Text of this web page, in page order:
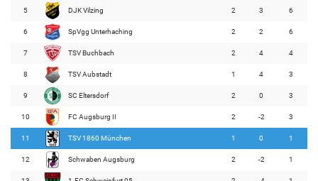
5 DJK Vilzing 2 3 6
6 SpVgg Unterhaching 2 2 6
7 TSV Buchbach 2 4 4
8 TSV Aubstadt 1 4 3
9 SC Eltersdorf 2 0 3
10 FC Augsburg II 2 -2 3
11 TSV 1860 München 1 0 1
12 Schwaben Augsburg 2 -2 1